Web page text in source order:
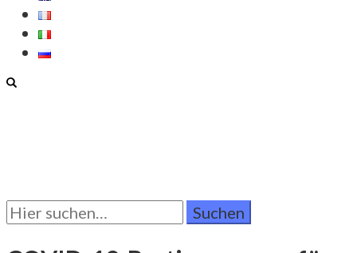
Suchen
Sie
nach: